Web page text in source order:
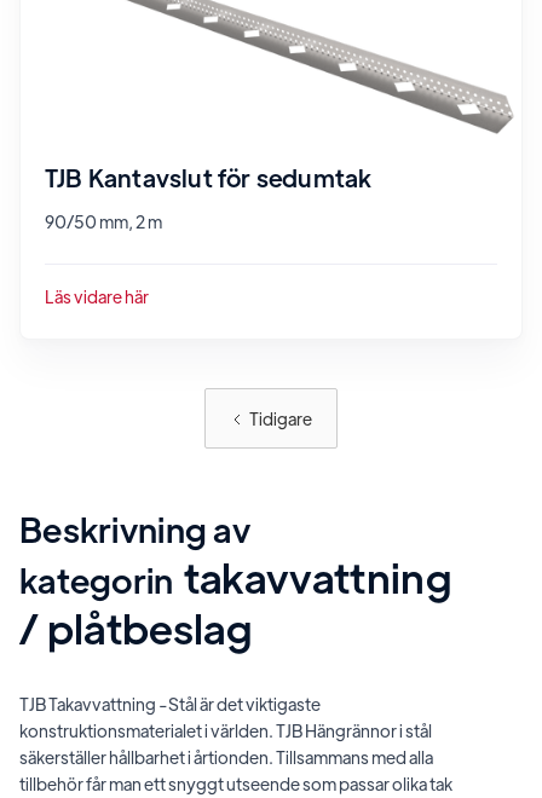
TJB Kantavslut för sedumtak
90/50 mm, 2 m
Läs vidare här
Tidigare
Beskrivning av
kategorin takavvattning
/ plåtbeslag
TJB Takavvattning -Stål är det viktigaste
konstruktionsmaterialet i världen. TJB Hängrännor i stål
säkerställer hållbarhet i årtionden. Tillsammans med alla
tillbehör får man ett snyggt utseende som passar olika tak